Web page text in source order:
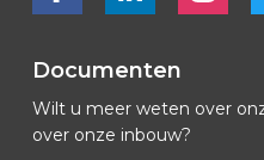
Documenten
Wilt u meer weten over
over onze inbouw?